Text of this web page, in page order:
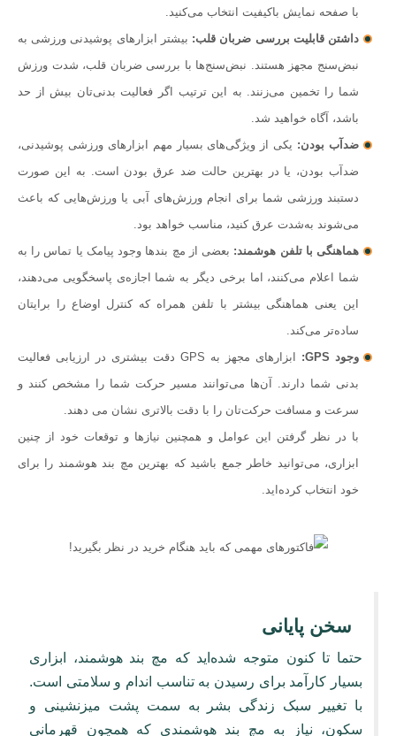
با صفحه نمایش باکیفیت انتخاب می‌کنید.
داشتن قابلیت بررسی ضربان قلب: بیشتر ابزارهای پوشیدنی ورزشی به
نبض‌سنج مجهز هستند. نبض‌سنج‌ها با بررسی ضربان قلب، شدت ورزش
شما را تخمین می‌زنند. به این ترتیب اگر فعالیت بدنی‌تان بیش از حد
باشد، آگاه خواهید شد.
ضدآب بودن: یکی از ویژگی‌های بسیار مهم ابزارهای ورزشی پوشیدنی،
ضدآب بودن، یا در بهترین حالت ضد عرق بودن است. به این صورت
دستبند ورزشی شما برای انجام ورزش‌های آبی یا ورزش‌هایی که باعث
می‌شوند به‌شدت عرق کنید، مناسب خواهد بود.
هماهنگی با تلفن هوشمند: بعضی از مچ بندها وجود پیامک یا تماس را به
شما اعلام می‌کنند، اما برخی دیگر به شما اجازه‌ی پاسخگویی می‌دهند،
این یعنی هماهنگی بیشتر با تلفن همراه‌ که کنترل اوضاع را برایتان
ساده‌تر می‌کند.
وجود GPS:
ابزارهای مجهز به GPS دقت بیشتری در ارزیابی فعالیت
بدنی شما دارند. آن‌ها می‌توانند مسیر حرکت شما را مشخص کنند و
سرعت و مسافت حرکت‌تان را با دقت بالاتری نشان می دهند.
با در نظر گرفتن این عوامل و همچنین نیازها و توقعات خود از چنین
ابزاری، می‌توانید خاطر جمع باشید که بهترین مچ بند هوشمند را برای
خود انتخاب کرده‌اید.
سخن پایانی
حتما تا کنون متوجه شده‌اید که مچ بند هوشمند، ابزاری
بسیار کارآمد برای رسیدن به تناسب اندام و سلامتی است.
با تغییر سبک زندگی بشر به سمت پشت میزنشینی و
سکون، نیاز به مچ بند هوشمندی که همچون قهرمانی